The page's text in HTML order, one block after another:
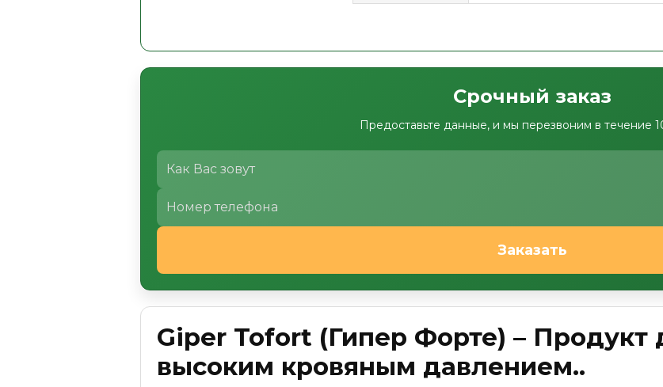
Срочный заказ
Предоставьте данные, и мы перезвоним в течение
Заказать
Giper Tofort (Гипер Форте) – Продукт
высоким кровяным давлением..